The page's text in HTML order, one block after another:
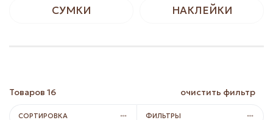
СУМКИ НАКЛЕЙКИ
Товаров 16 очистить фильтр
СОРТИРОВКА ФИЛЬТРЫ